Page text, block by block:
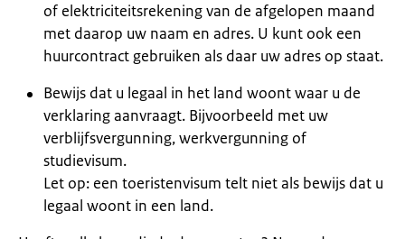
of elektriciteitsrekening van de afgelopen maand
met daarop uw naam en adres. U kunt ook een
huurcontract gebruiken als daar uw adres op staat.
Bewijs dat u legaal in het land woont waar u de
verklaring aanvraagt. Bijvoorbeeld met uw
verblijfsvergunning, werkvergunning of
studievisum.
Let op: een toeristenvisum telt niet als bewijs dat u
legaal woont in een land.